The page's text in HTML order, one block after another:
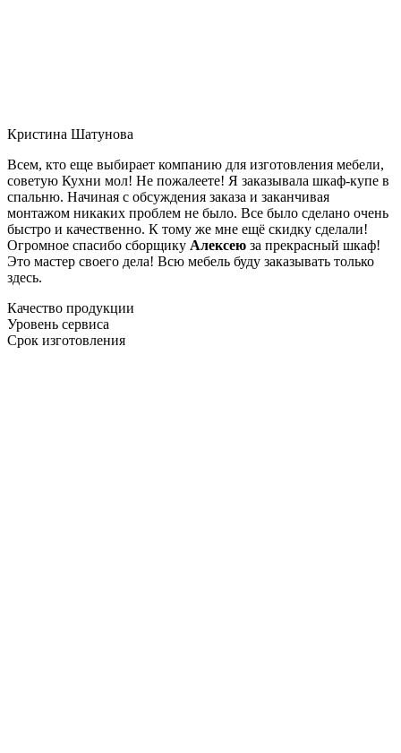
Кристина Шатунова
Всем, кто еще выбирает компанию для изготовления мебели,
советую Кухни мол! Не пожалеете! Я заказывала шкаф-купе в
спальню. Начиная с обсуждения заказа и заканчивая
монтажом никаких проблем не было. Все было сделано очень
быстро и качественно. К тому же мне ещё скидку сделали!
Огромное спасибо сборщику Алексею за прекрасный шкаф!
Это мастер своего дела! Всю мебель буду заказывать только
здесь.
Качество продукции
Уровень сервиса
Срок изготовления